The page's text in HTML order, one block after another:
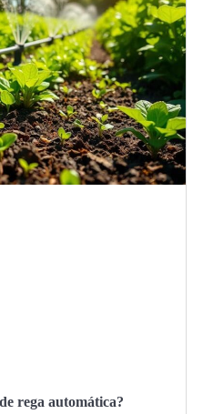
rega automática?